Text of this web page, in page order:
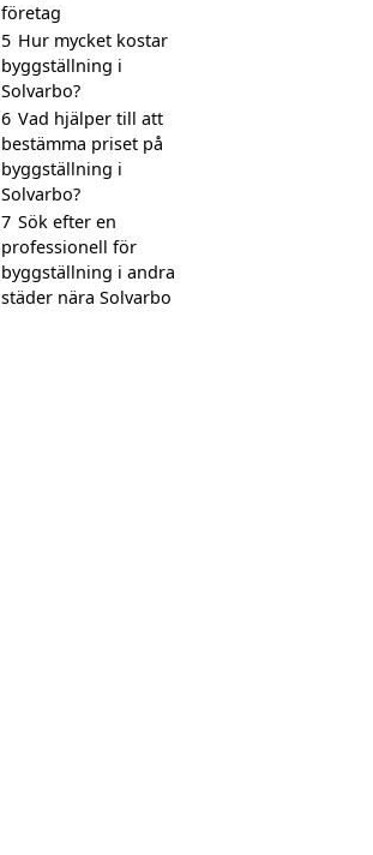
företag
5 Hur mycket kostar
byggställning i
Solvarbo?
6 Vad hjälper till att
bestämma priset på
byggställning i
Solvarbo?
7 Sök efter en
professionell för
byggställning i andra
städer nära Solvarbo